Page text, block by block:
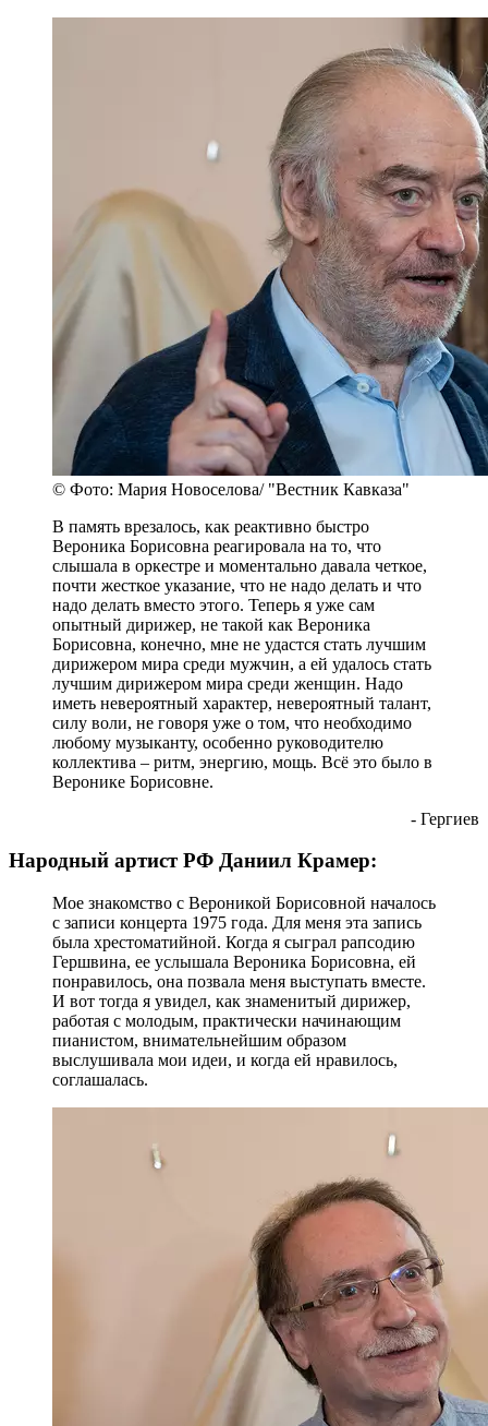
© Фото: Мария Новоселова/ "Вестник Кавказа"
В память врезалось, как реактивно быстро
Вероника Борисовна реагировала на то, что
слышала в оркестре и моментально давала четкое,
почти жесткое указание, что не надо делать и что
надо делать вместо этого. Теперь я уже сам
опытный дирижер, не такой как Вероника
Борисовна, конечно, мне не удастся стать лучшим
дирижером мира среди мужчин, а ей удалось стать
лучшим дирижером мира среди женщин. Надо
иметь невероятный характер, невероятный талант,
силу воли, не говоря уже о том, что необходимо
любому музыканту, особенно руководителю
коллектива – ритм, энергию, мощь. Всё это было в
Веронике Борисовне.
- Гергиев
Народный артист РФ Даниил Крамер:
Мое знакомство с Вероникой Борисовной началось
с записи концерта 1975 года. Для меня эта запись
была хрестоматийной. Когда я сыграл рапсодию
Гершвина, ее услышала Вероника Борисовна, ей
понравилось, она позвала меня выступать вместе.
И вот тогда я увидел, как знаменитый дирижер,
работая с молодым, практически начинающим
пианистом, внимательнейшим образом
выслушивала мои идеи, и когда ей нравилось,
соглашалась.